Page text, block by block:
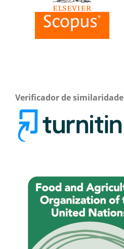
Verificador de similaridade